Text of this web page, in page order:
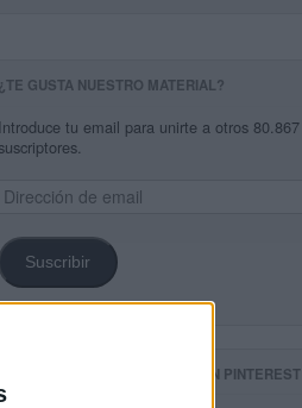
¿TE GUSTA NUESTRO MATERIAL?
Introduce tu email para unirte a otros 80.867
suscriptores.
Dirección
de
Suscribir
SIGUE NUESTROS TABLEROS EN PINTEREST